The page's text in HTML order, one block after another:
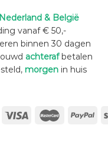
Nederland & België
vanaf € 50,-
binnen 30 dagen
achterafbetalen
morgenin huis